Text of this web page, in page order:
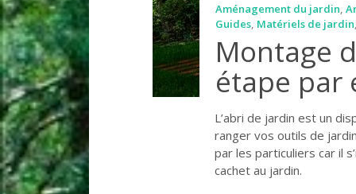
Aménagement du jardin,
Guides, Matériels de jardin
Montage
étape par
L’abri de jardin est un
ranger vos outils de
par les particuliers car il
cachet au jardin.